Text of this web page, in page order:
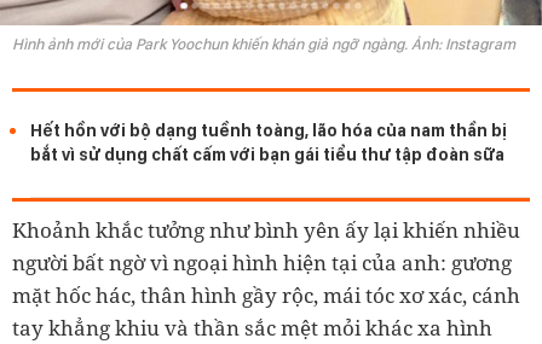
Hình ảnh mới của Park Yoochun khiến khán giả ngỡ ngàng. Ảnh: Instagram
Hết hồn với bộ dạng tuềnh toàng, lão hóa của nam thần bị
bắt vì sử dụng chất cấm với bạn gái tiểu thư tập đoàn sữa
Khoảnh khắc tưởng như bình yên ấy lại khiến nhiều
người bất ngờ vì ngoại hình hiện tại của anh: gương
mặt hốc hác, thân hình gầy rộc, mái tóc xơ xác, cánh
tay khẳng khiu và thần sắc mệt mỏi khác xa hình